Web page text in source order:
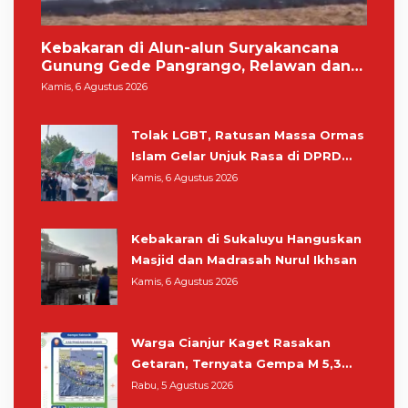
Kebakaran di Alun-alun Suryakancana
Gunung Gede Pangrango, Relawan dan
Warga Masih Bersiaga
Kamis, 6 Agustus 2026
Tolak LGBT, Ratusan Massa Ormas
Islam Gelar Unjuk Rasa di DPRD
Cianjur
Kamis, 6 Agustus 2026
Kebakaran di Sukaluyu Hanguskan
Masjid dan Madrasah Nurul Ikhsan
Kamis, 6 Agustus 2026
Warga Cianjur Kaget Rasakan
Getaran, Ternyata Gempa M 5,3
Berpusat di Pangandaran
Rabu, 5 Agustus 2026